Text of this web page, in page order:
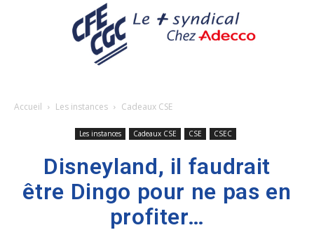
Accueil Les instances Cadeaux CSE
Les instances Cadeaux CSE CSE CSEC
Disneyland, il faudrait
être Dingo pour ne pas en
profiter…